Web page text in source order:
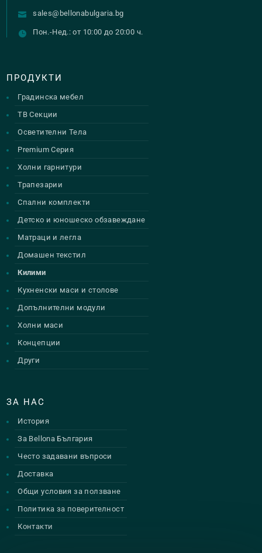
sales@bellonabulgaria.bg
Пон.-Нед.: от 10:00 до 20:00 ч.
ПРОДУКТИ
Градинска мебел
ТВ Секции
Осветителни Тела
Premium Серия
Холни гарнитури
Трапезарии
Спални комплекти
Детско и юношеско обзавеждане
Матраци и легла
Домашен текстил
Килими
Кухненски маси и столове
Допълнителни модули
Холни маси
Концепции
Други
ЗА НАС
История
За Bellona България
Често задавани въпроси
Доставка
Общи условия за ползване
Политика за поверителност
Контакти